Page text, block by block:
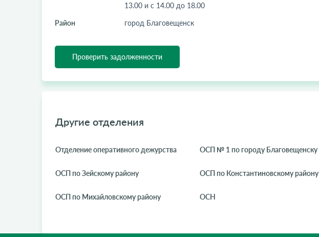
13.00 и с 14.00 до 18.00
Район
город Благовещенск
Проверить задолженности
Другие отделения
Отделение оперативного дежурства ОСП № 1 по городу Благовещенску
ОСП по Зейскому району ОСП по Константиновскому району
ОСП по Михайловскому району ОСН